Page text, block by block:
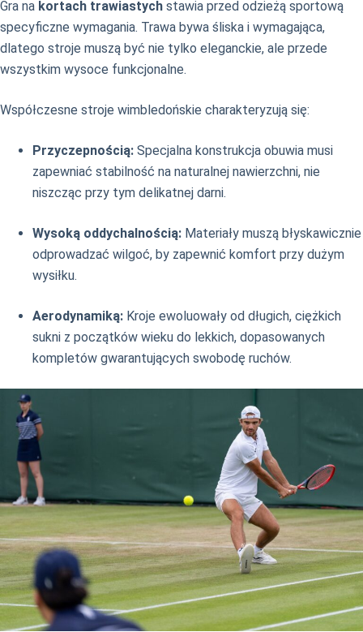
Gra na kortach trawiastych stawia przed odzieżą sportową
specyficzne wymagania. Trawa bywa śliska i wymagająca,
dlatego stroje muszą być nie tylko eleganckie, ale przede
wszystkim wysoce funkcjonalne.
Współczesne stroje wimbledońskie charakteryzują się:
Przyczepnością: Specjalna konstrukcja obuwia musi
zapewniać stabilność na naturalnej nawierzchni, nie
niszcząc przy tym delikatnej darni.
Wysoką oddychalnością: Materiały muszą błyskawicznie
odprowadzać wilgoć, by zapewnić komfort przy dużym
wysiłku.
Aerodynamiką: Kroje ewoluowały od długich, ciężkich
sukni z początków wieku do lekkich, dopasowanych
kompletów gwarantujących swobodę ruchów.